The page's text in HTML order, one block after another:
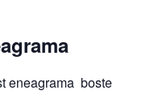
eneagrama boste